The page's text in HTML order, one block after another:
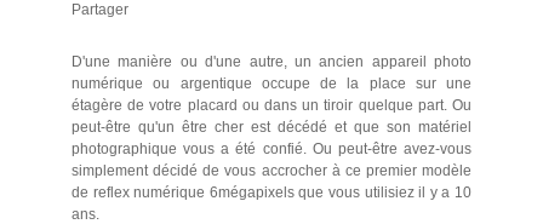
Partager
D'une manière ou d'une autre, un ancien appareil photo
numérique ou argentique occupe de la place sur une
étagère de votre placard ou dans un tiroir quelque part. Ou
peut-être qu'un être cher est décédé et que son matériel
photographique vous a été confié. Ou peut-être avez-vous
simplement décidé de vous accrocher à ce premier modèle
de reflex numérique 6mégapixels que vous utilisiez il y a 10
ans.